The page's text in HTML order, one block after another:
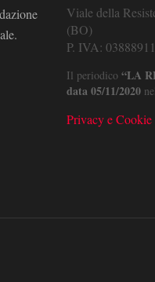
Viale della
(BO)
P. IVA:
Il periodico “LA
data 05/11/2020
Privacy e